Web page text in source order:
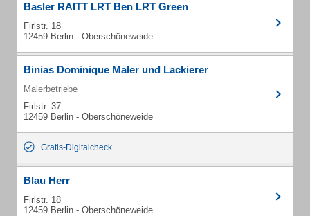
Basler RAITT LRT Ben LRT Green
Firlstr. 18
12459 Berlin - Oberschöneweide
Binias Dominique Maler und Lackierer
Malerbetriebe
Firlstr. 37
12459 Berlin - Oberschöneweide
Gratis-Digitalcheck
Blau Herr
Firlstr. 18
12459 Berlin - Oberschöneweide